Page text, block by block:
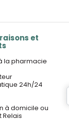
et
la pharmacie
24h/24
à domicile ou
Relais